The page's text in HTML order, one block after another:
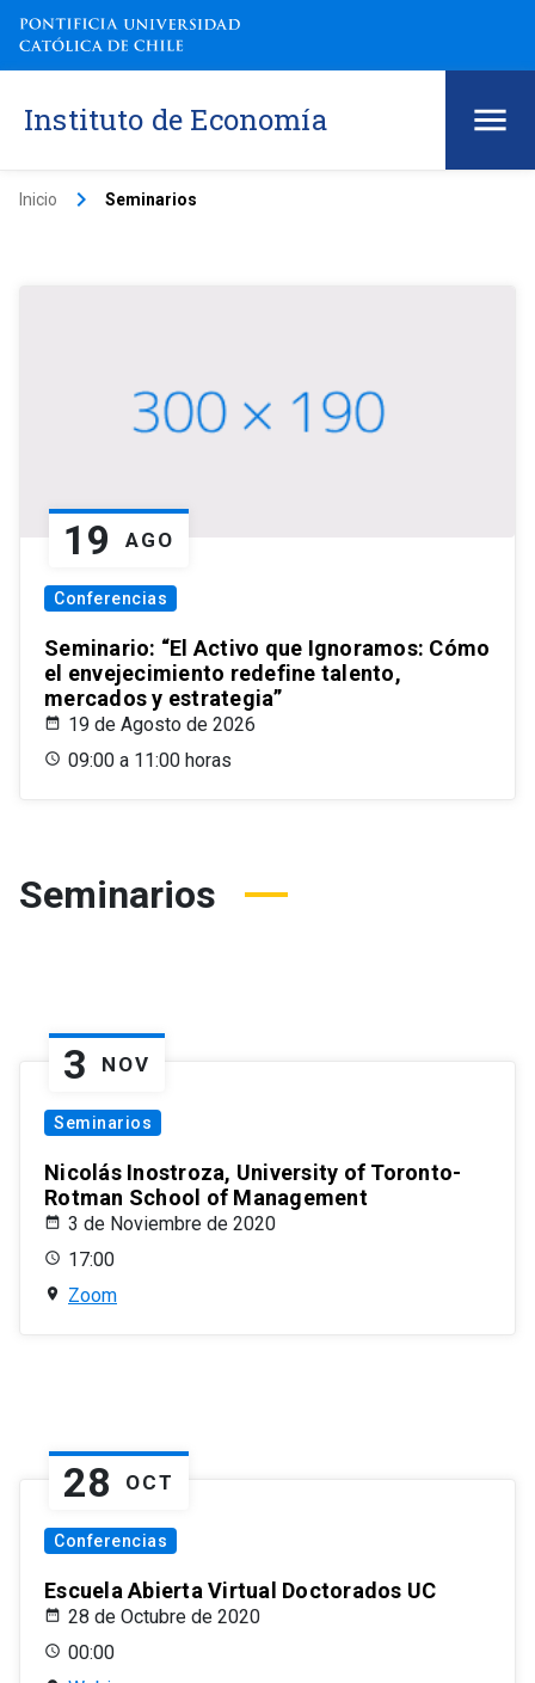
Instituto de Economía
Inicio keyboard_arrow_right Seminarios
19 AGO
Conferencias
Seminario: “El Activo que Ignoramos: Cómo
el envejecimiento redefine talento,
mercados y estrategia”
19 de Agosto de 2026
09:00 a 11:00 horas
Seminarios
3 NOV
Seminarios
Nicolás Inostroza, University of Toronto-
Rotman School of Management
3 de Noviembre de 2020
17:00
Zoom
28 OCT
Conferencias
Escuela Abierta Virtual Doctorados UC
28 de Octubre de 2020
00:00